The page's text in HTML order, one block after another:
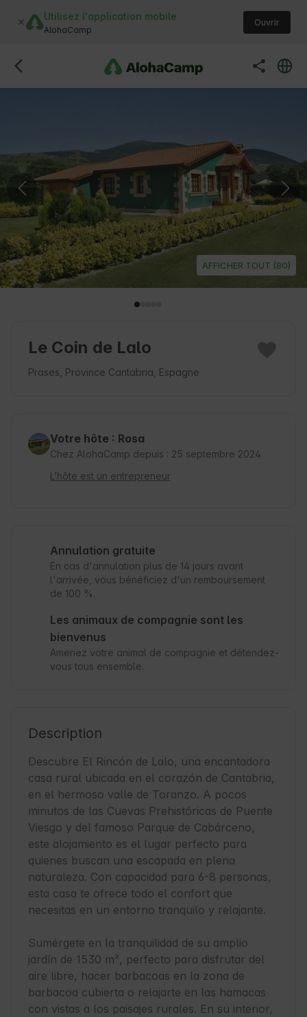
Utilisez l'application mobile
AlohaCamp
Ouvrir
AFFICHER TOUT (80)
Le Coin de Lalo
Prases, Province Cantabria, Espagne
Votre hôte : Rosa
Chez AlohaCamp depuis : 25 septembre 2024
L’hôte est un entrepreneur
Annulation gratuite
En cas d'annulation plus de 14 jours avant
l'arrivée, vous bénéficiez d'un remboursement
de 100 %.
Les animaux de compagnie sont les
bienvenus
Amenez votre animal de compagnie et détendez-
vous tous ensemble.
Description
Descubre El Rincón de Lalo, una encantadora
casa rural ubicada en el corazón de Cantabria,
en el hermoso valle de Toranzo. A pocos
minutos de las Cuevas Prehistóricas de Puente
Viesgo y del famoso Parque de Cabárceno,
este alojamiento es el lugar perfecto para
quienes buscan una escapada en plena
naturaleza. Con capacidad para 6-8 personas,
esta casa te ofrece todo el confort que
necesitas en un entorno tranquilo y relajante.
Sumérgete en la tranquilidad de su amplio
jardín de 1530 m², perfecto para disfrutar del
aire libre, hacer barbacoas en la zona de
barbacoa cubierta o relajarte en las hamacas
con vistas a los paisajes rurales. En su interior,